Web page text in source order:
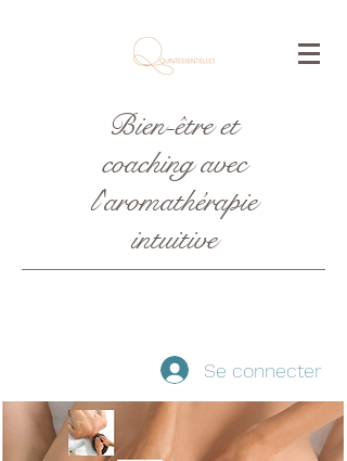
Bien-être et
coaching avec
l'aromathérapie
intuitive
Se connecter